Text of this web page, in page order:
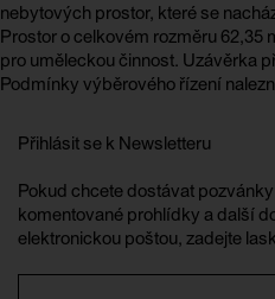
nebytových prostor, které se
Prostor o celkovém rozměru 62,35
pro uměleckou činnost. Uzávěrka
Podmínky výběrového řízení
Přihlásit se k Newsletteru
Pokud chcete dostávat
komentované prohlídky a další
elektronickou poštou, zadejte